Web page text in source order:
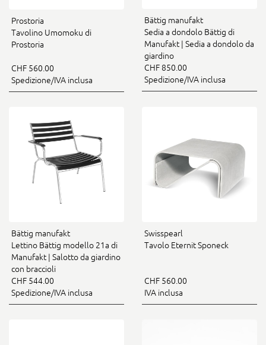
Prostoria
Tavolino Umomoku di
Prostoria
CHF 560.00
Spedizione/IVA inclusa
Bättig manufakt
Sedia a dondolo Bättig di
Manufakt | Sedia a dondolo da
giardino
CHF 850.00
Spedizione/IVA inclusa
Bättig manufakt
Lettino Bättig modello 21a di
Manufakt | Salotto da giardino
con braccioli
CHF 544.00
Spedizione/IVA inclusa
Swisspearl
Tavolo Eternit Sponeck
CHF 560.00
IVA inclusa